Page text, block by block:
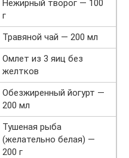
Нежирный творог — 100
г
Травяной чай — 200 мл
Омлет из 3 яиц без
желтков
Обезжиренный йогурт —
200 мл
Тушеная рыба
(желательно белая) —
200 г